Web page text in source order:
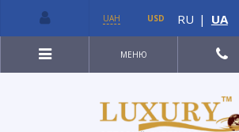
МЕНЮ
UAH USD RU | UA